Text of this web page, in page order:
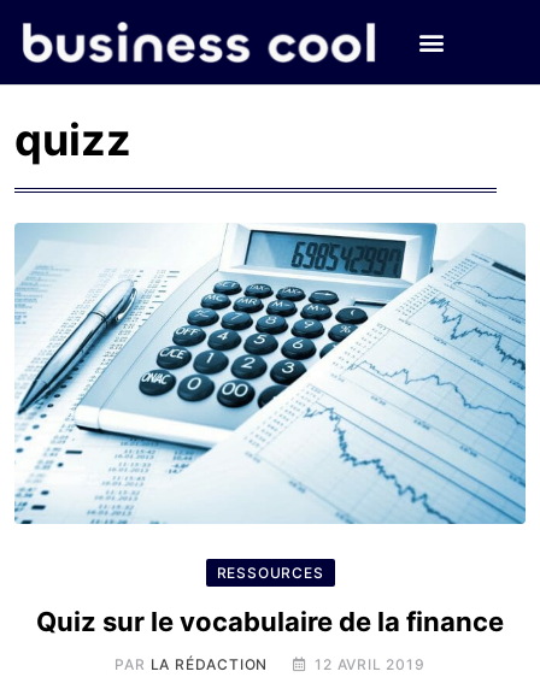
quizz
RESSOURCES
Quiz sur le vocabulaire de la finance
PAR LA RÉDACTION 12 AVRIL 2019